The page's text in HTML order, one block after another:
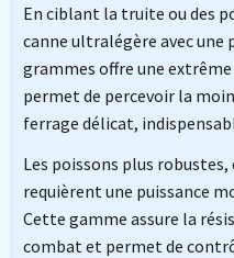
En ciblant la truite ou des
canne ultralégère avec une
grammes offre une
permet de percevoir la
ferrage délicat,
Les poissons plus
requièrent une puissance
Cette gamme assure la
combat et permet de